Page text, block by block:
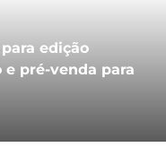
edição
e pré-venda para